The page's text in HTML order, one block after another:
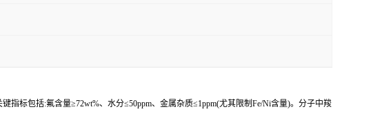
指标包括:氟含量≥72wt%、水分≤50ppm、金属杂质≤1ppm(尤其限制Fe/Ni含量)。分子中羧